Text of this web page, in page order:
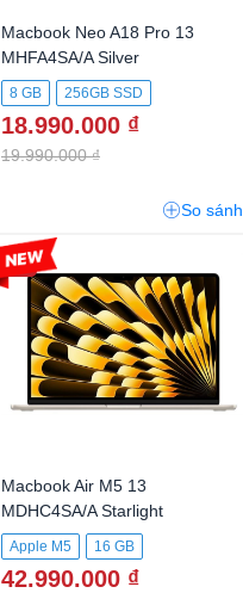
Macbook Neo A18 Pro 13
MHFA4SA/A Silver
8 GB 256GB SSD
18.990.000 ₫
19.990.000 ₫
So sánh
Macbook Air M5 13
MDHC4SA/A Starlight
Apple M5 16 GB
42.990.000 ₫
-2%